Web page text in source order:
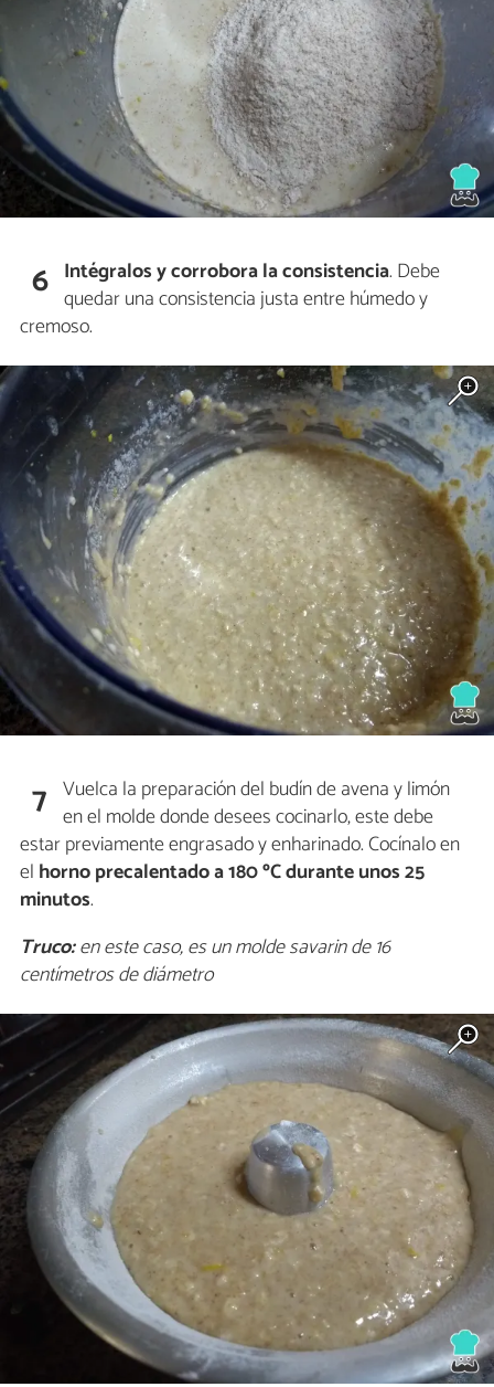
6 Intégralos y corrobora la consistencia. Debe
quedar una consistencia justa entre húmedo y
cremoso.
7 Vuelca la preparación del budín de avena y limón
en el molde donde desees cocinarlo, este debe
estar previamente engrasado y enharinado. Cocínalo en
el horno precalentado a 180 ºC durante unos 25
minutos.
Truco:en este caso, es un molde savarin de 16
centímetros de diámetro